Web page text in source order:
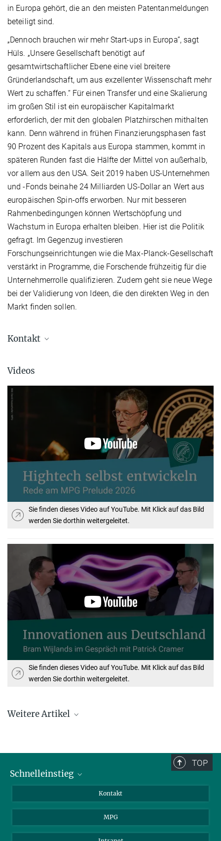
in Europa gehört, die an den meisten Patentanmeldungen
beteiligt sind.
„Dennoch brauchen wir mehr Start-ups in Europa”, sagt
Hüls. „Unsere Gesellschaft benötigt auf
gesamtwirtschaftlicher Ebene eine viel breitere
Gründerlandschaft, um aus exzellenter Wissenschaft mehr
Wert zu schaffen.“ Für einen Transfer und eine Skalierung
im großen Stil ist ein europäischer Kapitalmarkt
erforderlich, der mit den globalen Platzhirschen mithalten
kann. Denn während in frühen Finanzierungsphasen fast
90 Prozent des Kapitals aus Europa stammen, kommt in
späteren Runden fast die Hälfte der Mittel von außerhalb,
vor allem aus den USA. Seit 2019 haben US-Unternehmen
und -Fonds beinahe 24 Milliarden US-Dollar an Wert aus
europäischen Spin-offs erworben. Nur mit besseren
Rahmenbedingungen können Wertschöpfung und
Wachstum in Europa erhalten bleiben. Hier ist die Politik
gefragt. Im Gegenzug investieren
Forschungseinrichtungen wie die Max-Planck-Gesellschaft
verstärkt in Programme, die Forschende frühzeitig für die
Unternehmerrolle qualifizieren. Zudem geht sie neue Wege
bei der Validierung von Ideen, die den direkten Weg in den
Markt finden sollen.
Kontakt
Marketing & Public Relations
berninger@...
Max Planck Innovation, München
Videos
Sie finden dieses Video auf YouTube. Mit Klick auf das Bild
werden Sie dorthin weitergeleitet.
Sie finden dieses Video auf YouTube. Mit Klick auf das Bild
werden Sie dorthin weitergeleitet.
Weitere Artikel
Deutscher Gründerpreis für planqc
TOP
Schnelleinstieg
Wissenschaftler*innen
Studierende
Kontakt
MPG